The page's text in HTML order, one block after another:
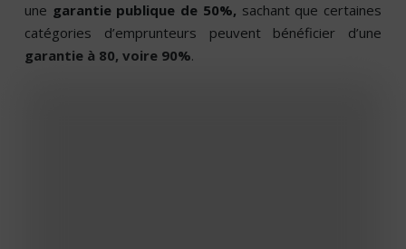
une garantie publique de 50%, sachant que certaines
catégories d’emprunteurs peuvent bénéficier d’une
garantie à 80, voire 90%.